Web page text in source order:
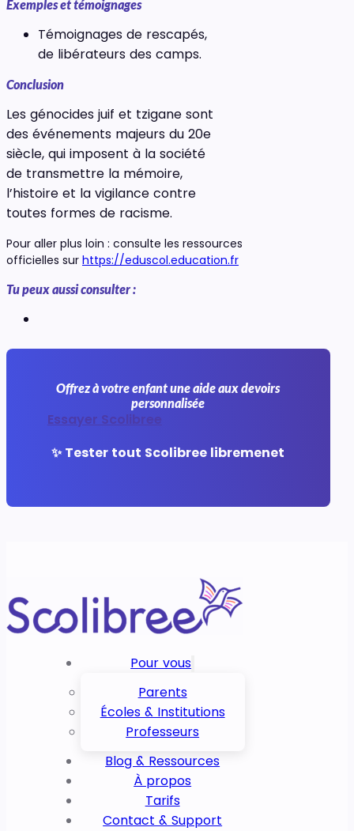
Exemples et témoignages
Témoignages de rescapés,
de libérateurs des camps.
Conclusion
Les génocides juif et tzigane sont
des événements majeurs du 20e
siècle, qui imposent à la société
de transmettre la mémoire,
l’histoire et la vigilance contre
toutes formes de racisme.
Pour aller plus loin : consulte les ressources
officielles sur https://eduscol.education.fr
Tu peux aussi consulter :
Offrez à votre enfant une aide aux devoirs
personnalisée
Essayer Scolibree
✨ Tester tout Scolibree libremenet
Pour vous
Parents
Écoles & Institutions
Professeurs
Blog & Ressources
À propos
Tarifs
Contact & Support